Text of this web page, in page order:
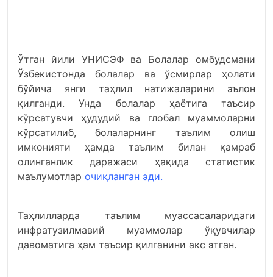
Ўтган йили УНИCЭФ ва Болалар омбудсмани
Ўзбекистонда болалар ва ўсмирлар ҳолати
бўйича янги таҳлил натижаларини эълон
қилганди. Унда болалар ҳаётига таъсир
кўрсатувчи ҳудудий ва глобал муаммоларни
кўрсатилиб, болаларнинг таълим олиш
имконияти ҳамда таълим билан қамраб
олинганлик даражаси ҳақида статистик
маълумотлар очиқланган эди.
Таҳлилларда таълим муассасаларидаги
инфратузилмавий муаммолар ўқувчилар
давоматига ҳам таъсир қилганини акс этган.